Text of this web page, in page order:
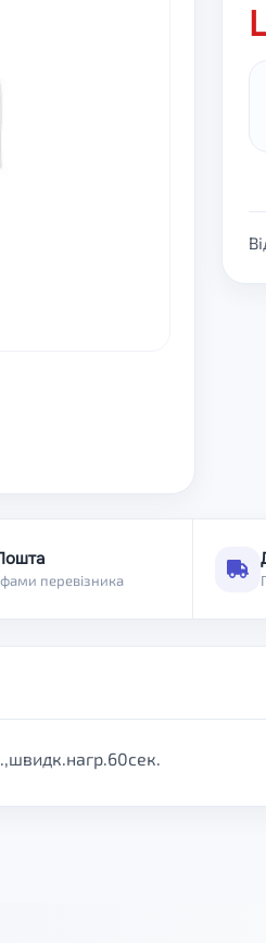
перевізника